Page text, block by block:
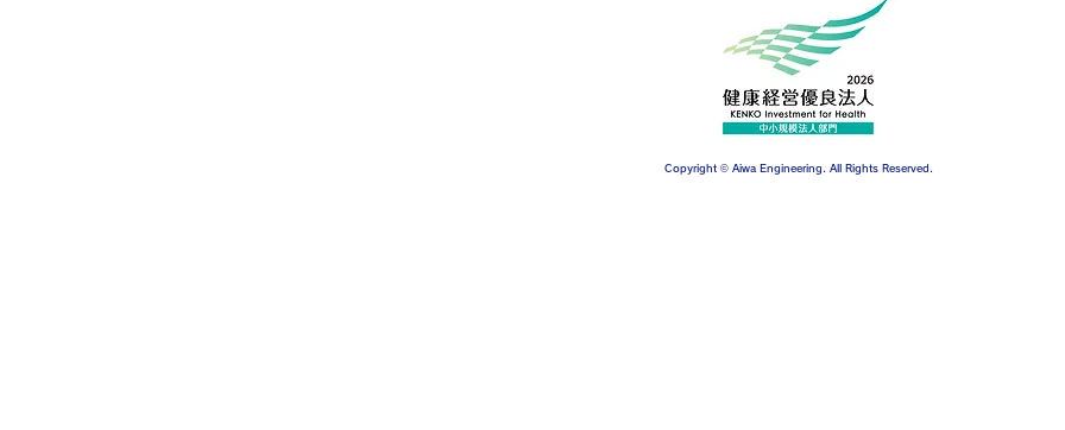
Copyright © Aiwa Engineering. All Rights Reserved.